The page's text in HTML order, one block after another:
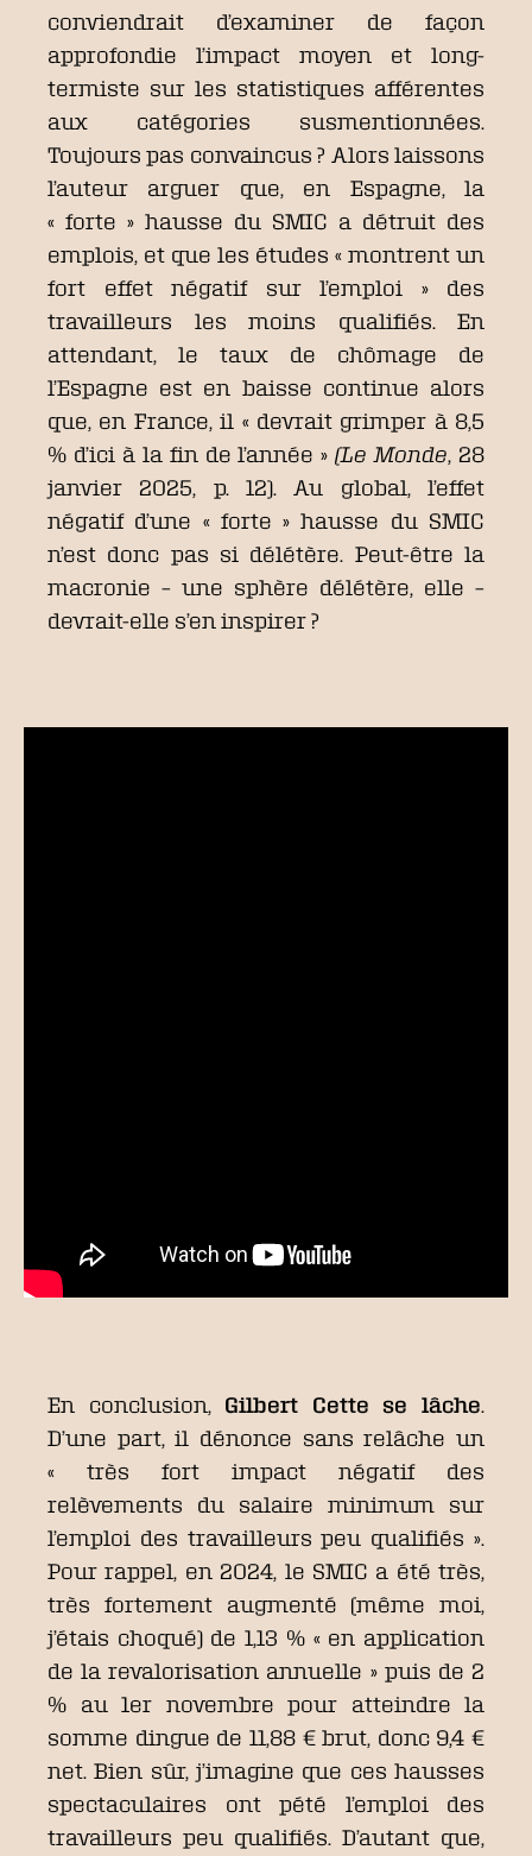
conviendrait d’examiner de façon
approfondie l’impact moyen et long-
termiste sur les statistiques afférentes
aux catégories susmentionnées.
Toujours pas convaincus ? Alors laissons
l’auteur arguer que, en Espagne, la
« forte » hausse du SMIC a détruit des
emplois, et que les études « montrent un
fort effet négatif sur l’emploi » des
travailleurs les moins qualifiés. En
attendant, le taux de chômage de
l’Espagne est en baisse continue alors
que, en France, il « devrait grimper à 8,5
% d’ici à la fin de l’année »(Le Monde , 28
janvier 2025, p. 12). Au global, l’effet
négatif d’une « forte » hausse du SMIC
n’est donc pas si délétère. Peut-être la
macronie – une sphère délétère, elle –
devrait-elle s’en inspirer ?
En conclusion, Gilbert Cette se lâche
D’une part, il dénonce sans relâche un
« très fort impact négatif des
relèvements du salaire minimum sur
l’emploi des travailleurs peu qualifiés ».
Pour rappel, en 2024, le SMIC a été très,
très fortement augmenté (même moi,
j’étais choqué) de 1,13 % « en application
de la revalorisation annuelle » puis de 2
% au 1er novembre pour atteindre la
somme dingue de 11,88 € brut, donc 9,4 €
net. Bien sûr, j’imagine que ces hausses
spectaculaires ont pété l’emploi des
travailleurs peu qualifiés. D’autant que,